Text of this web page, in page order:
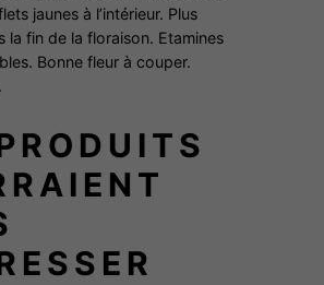
jaunes à l’intérieur. Plus
la fin de la floraison. Etamines
Bonne fleur à couper.